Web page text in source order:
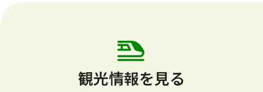
観光情報を見る